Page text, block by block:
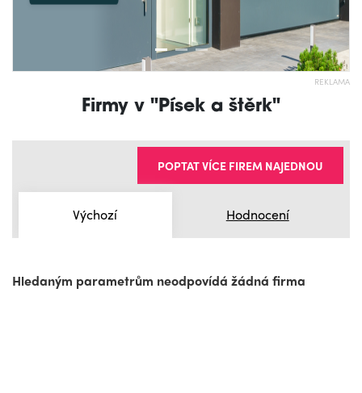
REKLAMA
Firmy v "Písek a štěrk"
Výchozí Hodnocení
POPTAT VÍCE FIREM NAJEDNOU
Hledaným parametrům neodpovídá žádná firma